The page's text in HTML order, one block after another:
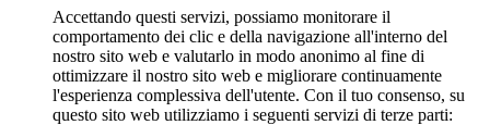
Accettando questi servizi, possiamo monitorare il
comportamento dei clic e della navigazione all'interno del
nostro sito web e valutarlo in modo anonimo al fine di
ottimizzare il nostro sito web e migliorare continuamente
l'esperienza complessiva dell'utente. Con il tuo consenso, su
questo sito web utilizziamo i seguenti servizi di terze parti: